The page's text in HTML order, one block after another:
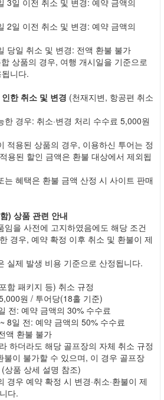
3일 이전 취소 및 변경: 예약 금액의
2일 이전 취소 및 변경: 예약 금액의
당일 취소 및 변경: 전액 환불 불가
상품의 경우, 여행 개시일을 기준으로
니다.
한 취소 및 변경 (천재지변, 항공편 취소
경우: 취소·변경 처리 수수료 5,000원
적용된 상품의 경우, 이용하신 투어는 정
용된 할인 금액은 환불 대상에서 제외됩
는 혜택은 환불 금액 산정 시 사이트 판매
) 상품 관련 안내
을 사전에 고지하였음에도 해당 조건
경우, 예약 확정 이후 취소 및 환불이 제
실제 발생 비용 기준으로 산정됩니다.
함 패키지 등) 취소 규정
원 / 투어당(18홀 기준)
전: 예약 금액의 30% 수수료
8일 전: 예약 금액의 50% 수수료
액 환불 불가
하더라도 해당 골프장의 자체 취소 규정
이 불가할 수 있으며, 이 경우 골프장
상품 상세 설명 참조)
경우 예약 확정 시 변경·취소·환불이 제
다.